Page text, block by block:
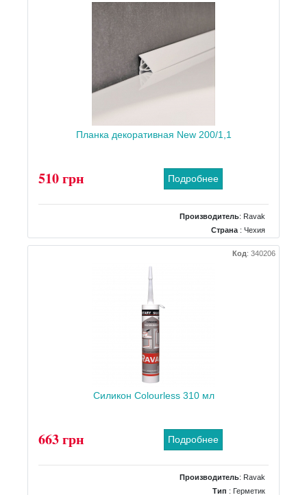
Планка декоративная New 200/1,1
510 грн Подробнее
Производитель: Ravak
Страна : Чехия
Код: 340206
Силикон Сolourless 310 мл
663 грн Подробнее
Производитель: Ravak
Тип : Герметик